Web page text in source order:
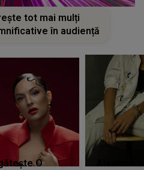
tot mai mulți
în audiență
O